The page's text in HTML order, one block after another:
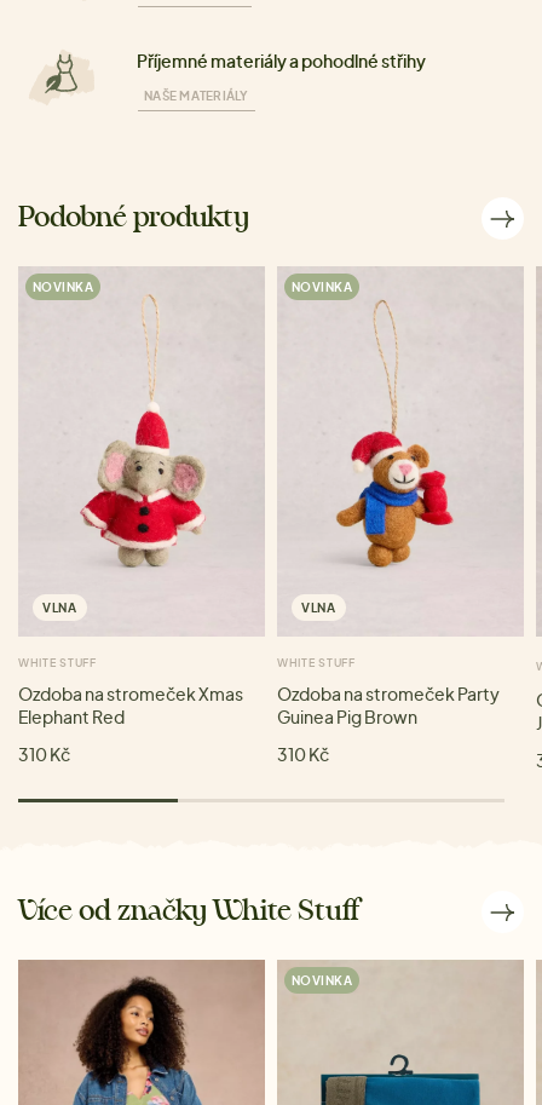
Příjemné materiály a pohodlné střihy
NAŠE MATERIÁLY
Podobné produkty
NOVINKA
VLNA
WHITE STUFF
Ozdoba na stromeček Xmas
Elephant Red
310 Kč
NOVINKA
VLNA
WHITE STUFF
Ozdoba na stromeček Party
Guinea Pig Brown
310 Kč
Více od značky White Stuff
NOVINKA